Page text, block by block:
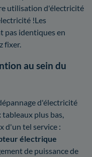
utilisation d'électricité
!Les
pas identiques en
fixer.
au sein du
d'électricité
tableaux plus bas,
d'un tel service :
électrique
de puissance de